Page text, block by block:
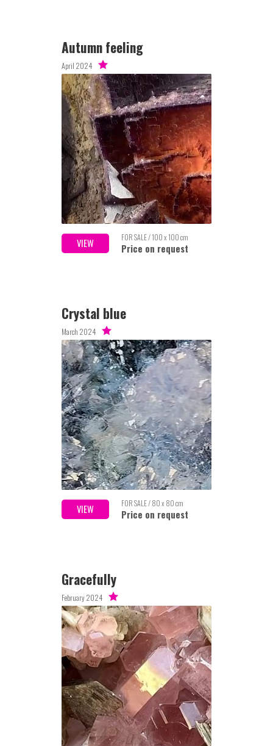
Autumn feeling
April 2024
VIEW FOR SALE / 100 x 100 cm
Price on request
Crystal blue
March 2024
VIEW FOR SALE / 80 x 80 cm
Price on request
Gracefully
February 2024